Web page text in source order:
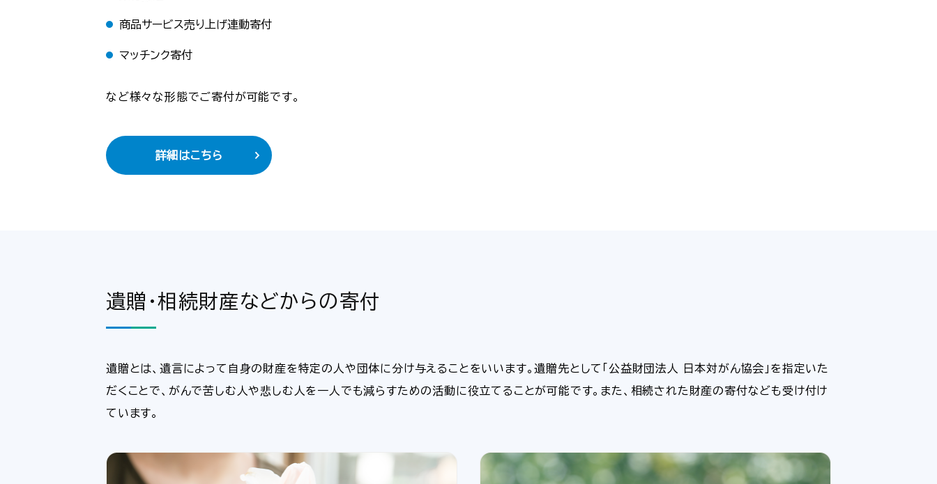
商品サービス売り上げ連動寄付
マッチンク寄付
など様々な形態でご寄付が可能です。
詳細はこちら
遺贈・相続財産などからの寄付
遺贈とは、遺言によって自身の財産を特定の人や団体に分け与えることをいいます。遺贈先として「公益財団法人 日本対がん協会」を指定いた
だくことで、がんで苦しむ人や悲しむ人を一人でも減らすための活動に役立てることが可能です。また、相続された財産の寄付なども受け付け
ています。